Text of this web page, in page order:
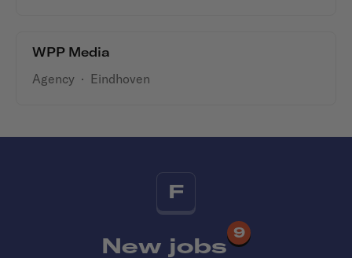
WPP Media
Agency · Eindhoven
F
New jobs
9